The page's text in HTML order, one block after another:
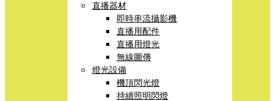
直播器材
即時串流攝影機
直播用配件
直播用燈光
無線圖傳
燈光設備
機頂閃光燈
持續照明閃燈